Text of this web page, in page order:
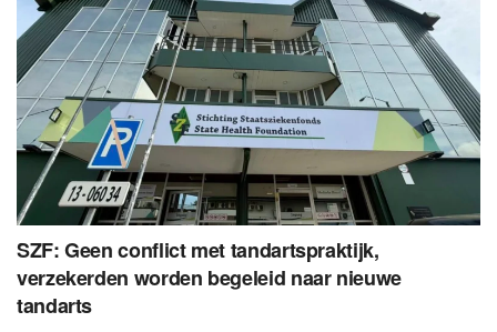
SZF: Geen conflict met tandartspraktijk,
verzekerden worden begeleid naar nieuwe
tandarts